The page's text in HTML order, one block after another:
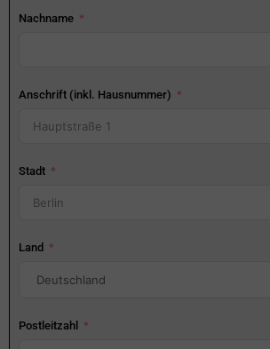
Nachname
Anschrift (inkl. Hausnummer)
Stadt
Land
Postleitzahl